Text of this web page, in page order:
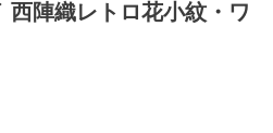
西陣織レトロ花小紋・ワ